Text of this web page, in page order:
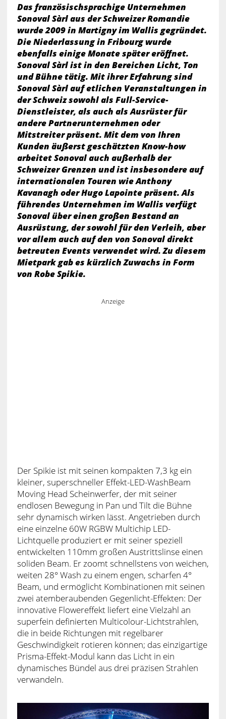
Das französischsprachige Unternehmen
Sonoval Sàrl aus der Schweizer Romandie
wurde 2009 in Martigny im Wallis gegründet.
Die Niederlassung in Fribourg wurde
ebenfalls einige Monate später eröffnet.
Sonoval Sàrl ist in den Bereichen Licht, Ton
und Bühne tätig. Mit ihrer Erfahrung sind
Sonoval Sàrl auf etlichen Veranstaltungen in
der Schweiz sowohl als Full-Service-
Dienstleister, als auch als Ausrüster für
andere Partnerunternehmen oder
Mitstreiter präsent. Mit dem von Ihren
Kunden äußerst geschätzten Know-how
arbeitet Sonoval auch außerhalb der
Schweizer Grenzen und ist insbesondere auf
internationalen Touren wie Anthony
Kavanagh oder Hugo Lapointe präsent. Als
führendes Unternehmen im Wallis verfügt
Sonoval über einen großen Bestand an
Ausrüstung, der sowohl für den Verleih, aber
vor allem auch auf den von Sonoval direkt
betreuten Events verwendet wird. Zu diesem
Mietpark gab es kürzlich Zuwachs in Form
von Robe Spikie.
Anzeige
Der Spikie ist mit seinen kompakten 7,3 kg ein
kleiner, superschneller Effekt-LED-WashBeam
Moving Head Scheinwerfer, der mit seiner
endlosen Bewegung in Pan und Tilt die Bühne
sehr dynamisch wirken lässt. Angetrieben durch
eine einzelne 60W RGBW Multichip LED-
Lichtquelle produziert er mit seiner speziell
entwickelten 110mm großen Austrittslinse einen
soliden Beam. Er zoomt schnellstens von weichen,
weiten 28° Wash zu einem engen, scharfen 4°
Beam, und ermöglicht Kombinationen mit seinen
zwei atemberaubenden Gegenlicht-Effekten: Der
innovative Flowereffekt liefert eine Vielzahl an
superfein definierten Multicolour-Lichtstrahlen,
die in beide Richtungen mit regelbarer
Geschwindigkeit rotieren können; das einzigartige
Prisma-Effekt-Modul kann das Licht in ein
dynamisches Bündel aus drei präzisen Strahlen
verwandeln.